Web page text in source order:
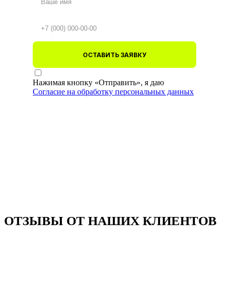
ОСТАВИТЬ ЗАЯВКУ
Нажимая кнопку «Отправить», я даю
Согласие на обработку персональных данных
ОТЗЫВЫ ОТ НАШИХ КЛИЕНТОВ